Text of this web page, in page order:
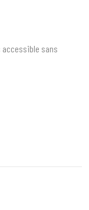
accessible sans